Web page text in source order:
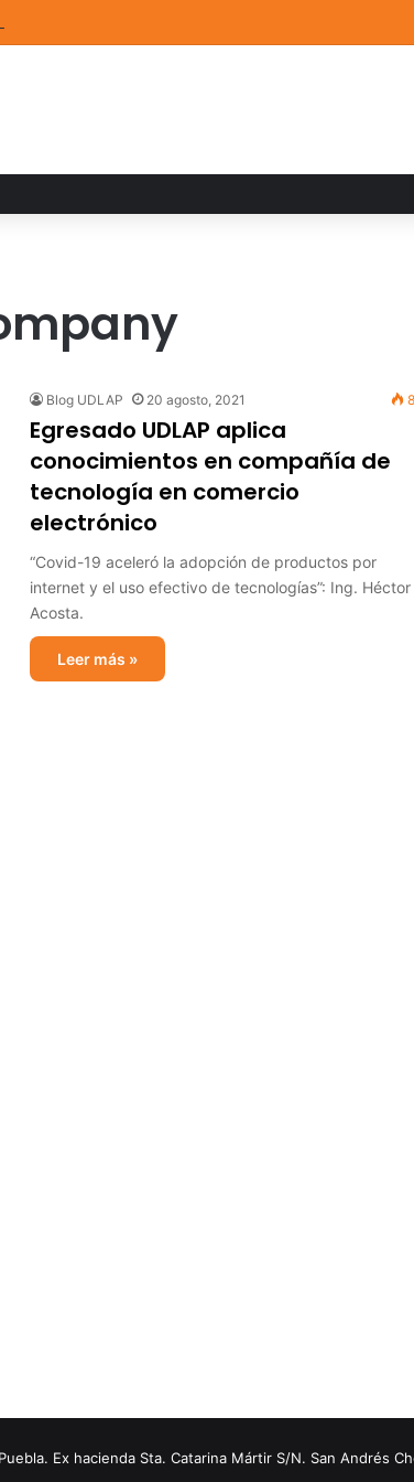
UDLAP fortalece su acervo con nuevas obras de artistas
Blog UDLAP 20 agosto, 2021
Egresado UDLAP aplica
conocimientos en compañía de
tecnología en comercio
electrónico
“Covid-19 aceleró la adopción de productos por
internet y el uso efectivo de tecnologías”: Ing. Héctor
Acosta.
Leer más »
Ex hacienda Sta. Catarina Mártir S/N. San Andrés